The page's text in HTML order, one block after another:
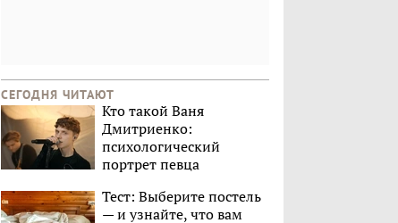
СЕГОДНЯ ЧИТАЮТ
Кто такой Ваня
Дмитриенко:
психологический
портрет певца
Тест: Выберите постель
— и узнайте, что вам